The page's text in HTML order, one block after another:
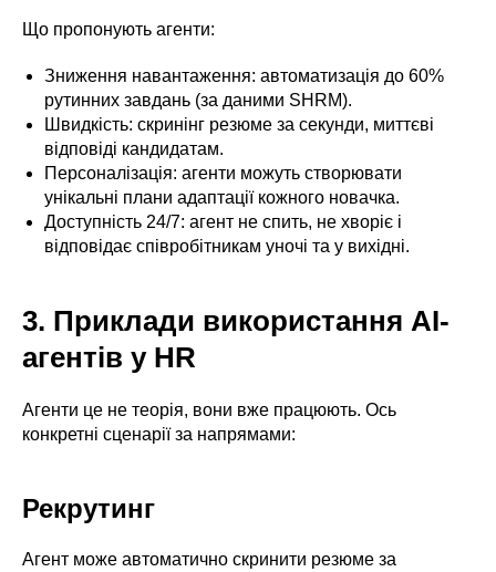
Що пропонують агенти:
Зниження навантаження: автоматизація до 60%
рутинних завдань (за даними SHRM).
Швидкість: скринінг резюме за секунди, миттєві
відповіді кандидатам.
Персоналізація: агенти можуть створювати
унікальні плани адаптації кожного новачка.
Доступність 24/7: агент не спить, не хворіє і
відповідає співробітникам уночі та у вихідні.
3. Приклади використання AI-
агентів у HR
Агенти це не теорія, вони вже працюють. Ось
конкретні сценарії за напрямами:
Рекрутинг
Агент може автоматично скринити резюме за